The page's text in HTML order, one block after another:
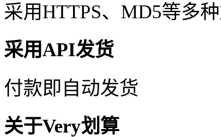
采用HTTPS、MD5等多
采用API发货
付款即自动发货
关于Very划算